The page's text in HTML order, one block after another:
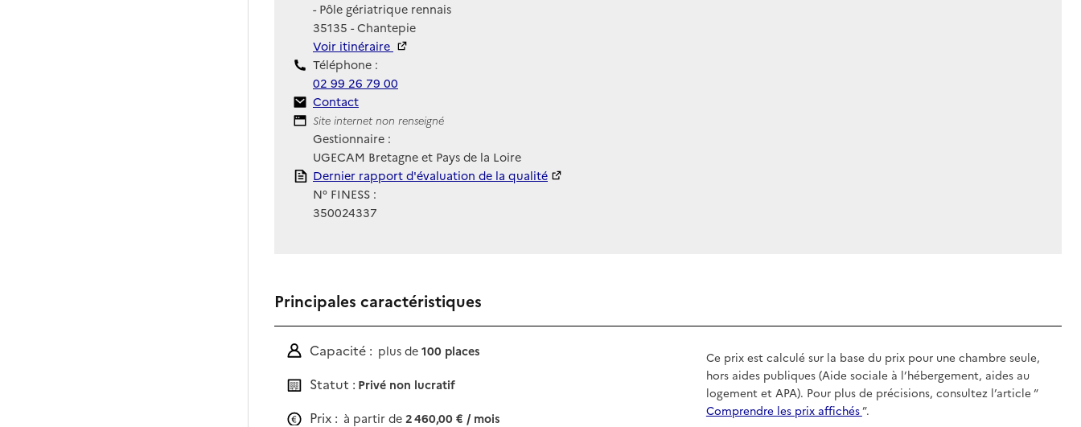
- Pôle gériatrique rennais
35135 - Chantepie
Voir itinéraire
Téléphone :
02 99 26 79 00
Contact
Contact
Site Internet
Site internet non renseigné
Gestionnaire :
UGECAM Bretagne et Pays de la Loire
Rapport HAS
Dernier rapport d'évaluation de la qualité
N° FINESS :
350024337
Principales caractéristiques
Capacité : plus de 100 places
Statut : Privé non lucratif
Prix : à partir de 2 460,00 € / mois
Ce prix est calculé sur la base du prix pour une chambre seule,
hors aides publiques (Aide sociale à l’hébergement, aides au
logement et APA). Pour plus de précisions, consultez l’article “
Comprendre les prix affichés”.